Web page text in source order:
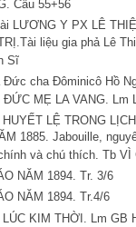
Câu 55+56
LƯƠNG Y PX LÊ
liệu gia phả Lê
Sĩ
Đức cha Đôminicô Hồ
ĐỨC MẸ LA VANG. Lm
LỆ TRONG
1885. Jabouille,
và chú thích. Tb VÌ
NĂM 1894. Tr. 3/6
NĂM 1894. Tr.4/6
LÚC KIM THỜI. Lm